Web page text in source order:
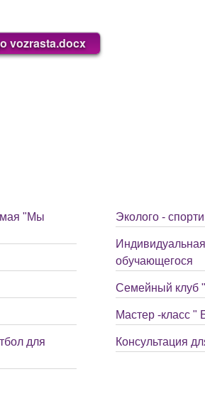
vozrasta.docx
мая "Мы
для
Эколого -
обучающегося
Семейный клуб
Мастер -класс "
Консультация